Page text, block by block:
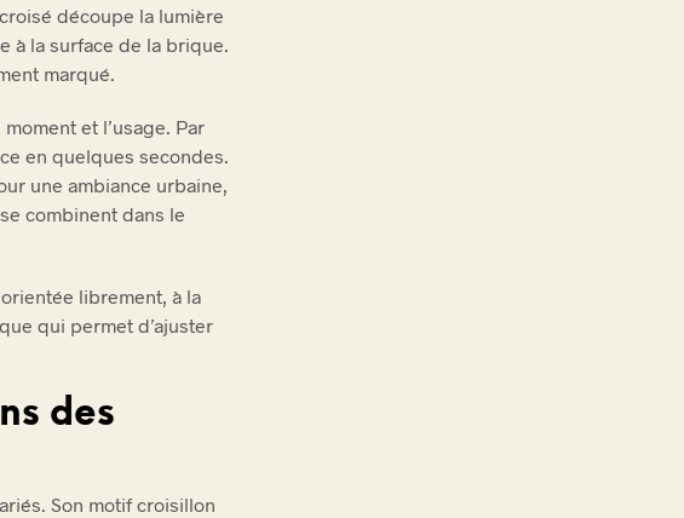
découpe la lumière
à la surface de la brique.
marqué.
et l’usage. Par
en quelques secondes.
une ambiance urbaine,
combinent dans le
librement, à la
qui permet d’ajuster
des
Son motif croisillon